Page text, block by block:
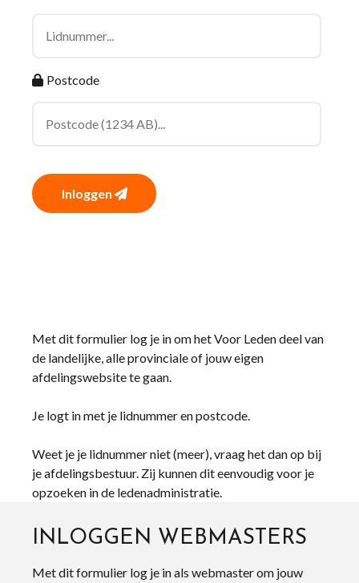
Postcode
Inloggen
Met dit formulier log je in om het Voor Leden deel van
de landelijke, alle provinciale of jouw eigen
afdelingswebsite te gaan.
Je logt in met je lidnummer en postcode.
Weet je je lidnummer niet (meer), vraag het dan op bij
je afdelingsbestuur. Zij kunnen dit eenvoudig voor je
opzoeken in de ledenadministratie.
INLOGGEN WEBMASTERS
Met dit formulier log je in als webmaster om jouw